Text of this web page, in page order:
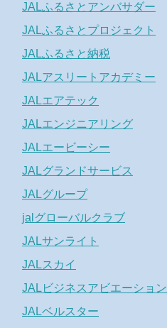
JALふるさとアンバサダー
JALふるさとプロジェクト
JALふるさと納税
JALアスリートアカデミー
JALエアテック
JALエンジニアリング
JALエービーシー
JALグランドサービス
JALグループ
jalグローバルクラブ
JALサンライト
JALスカイ
JALビジネスアビエーション
JALベルスター